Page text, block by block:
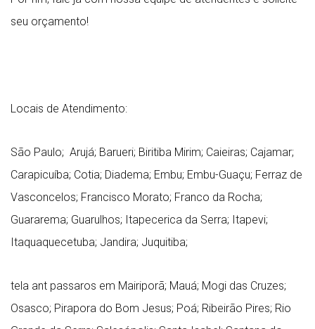
seu orçamento!
Locais de Atendimento:
São Paulo; Arujá; Barueri; Biritiba Mirim; Caieiras; Cajamar;
Carapicuíba; Cotia; Diadema; Embu; Embu-Guaçu; Ferraz de
Vasconcelos; Francisco Morato; Franco da Rocha;
Guararema; Guarulhos; Itapecerica da Serra; Itapevi;
Itaquaquecetuba; Jandira; Juquitiba;
tela ant passaros em Mairiporã; Mauá; Mogi das Cruzes;
Osasco; Pirapora do Bom Jesus; Poá; Ribeirão Pires; Rio